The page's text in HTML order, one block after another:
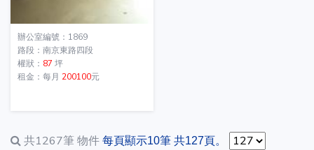
辦公室編號：1869
路段：南京東路四段
權狀： 87 坪
租金：每月 200100元
共1267筆 物件 每頁顯示10筆 共127頁。